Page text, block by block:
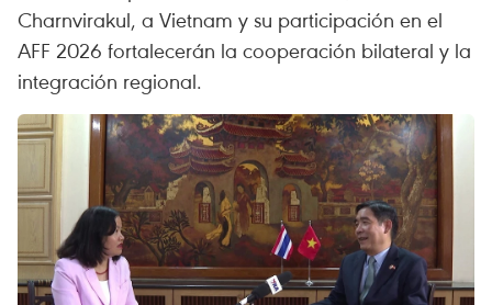
Charnvirakul, a Vietnam y su participación en el
AFF 2026 fortalecerán la cooperación bilateral y la
integración regional.